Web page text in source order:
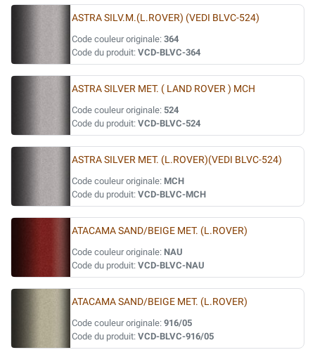
ASTRA SILV.M.(L.ROVER) (VEDI BLVC-524)
Code couleur originale: 364
Code du produit: VCD-BLVC-364
ASTRA SILVER MET. ( LAND ROVER ) MCH
Code couleur originale: 524
Code du produit: VCD-BLVC-524
ASTRA SILVER MET. (L.ROVER)(VEDI BLVC-524)
Code couleur originale: MCH
Code du produit: VCD-BLVC-MCH
ATACAMA SAND/BEIGE MET. (L.ROVER)
Code couleur originale: NAU
Code du produit: VCD-BLVC-NAU
ATACAMA SAND/BEIGE MET. (L.ROVER)
Code couleur originale: 916/05
Code du produit: VCD-BLVC-916/05